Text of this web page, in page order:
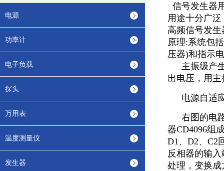
电源
功率计
电子负载
探头
万用表
温度测量仪
发生器
信号发生器
用途十分广
高频信号发
原理:系统包
压器)和指示
主振级产
出电压，用
电源自适
右图的电
器CD4096组
D1、D2、C2
反相器的输
处理，变换成